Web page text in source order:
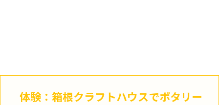
体験：箱根クラフトハウスでポタリー